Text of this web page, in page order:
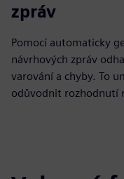
zpráv
Pomocí automaticky
návrhových zpráv
varování a chyby. To
odůvodnit rozhodnutí